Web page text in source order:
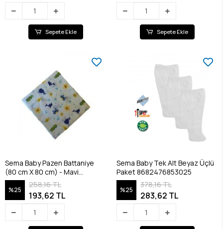
Sepete Ekle Sepete Ekle
Sema Baby Pazen Battaniye
(80 cm X 80 cm) - Mavi
8682476853100
%25
258,16 TL
193,62 TL
Sema Baby Tek Alt Beyaz Üçlü
Paket 8682476853025
%25
378,16 TL
283,62 TL